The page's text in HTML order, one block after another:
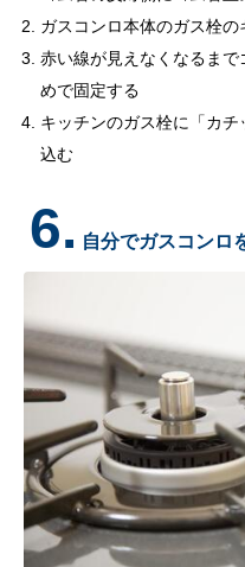
ガスコンロ本体のガス栓の
赤い線が見えなくなるま
めで固定する
キッチンのガス栓に「カ
込む
6. 自分でガスコンロ